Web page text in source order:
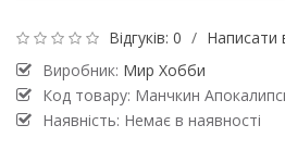
Відгуків: 0 / Написати
Виробник: Мир Хобби
Код товару: Манчкин
Наявність: Немає в наявності